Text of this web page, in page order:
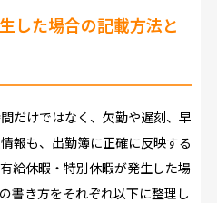
した場合の記載方法と
だけではなく、欠勤や遅刻、早
報も、出勤簿に正確に反映する
給休暇・特別休暇が発生した場
書き方をそれぞれ以下に整理し